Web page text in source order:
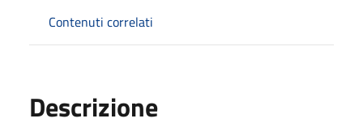
Contenuti correlati
Descrizione